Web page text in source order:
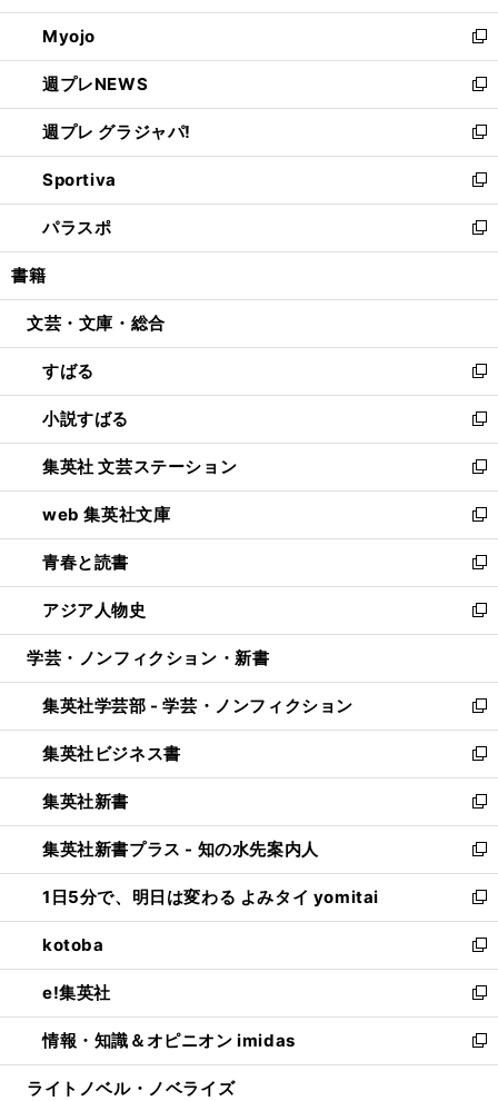
開
く
ウ
で
開
く
ン
ド
ウ
で
開
く
ウ
ィ
ン
ド
ウ
で
開
く
Myojo
新
し
い
ウ
ィ
ン
ド
ウ
で
開
週プレNEWS
新
し
い
ウ
ィ
ン
ド
ウ
開
週プレ グラジャパ!
新
し
い
ウ
ィ
ン
ウ
開
く
Sportiva
新
し
い
ウ
ン
ウ
で
開
く
パラスポ
新
し
ウ
ン
ド
ウ
で
開
く
書籍
文芸・文庫・総合
すばる
新
し
い
ウ
ィ
ン
ド
ウ
で
開
く
小説すばる
新
し
い
ウ
ィ
ン
ド
ウ
で
開
集英社 文芸ステーション
新
し
い
ウ
ィ
ン
ド
ウ
開
く
web 集英社文庫
新
し
い
ウ
ィ
ン
ウ
で
開
く
青春と読書
新
し
い
ウ
ン
ド
ウ
で
開
く
アジア人物史
新
し
ウ
ィ
ン
ド
ウ
で
開
く
学芸・ノンフィクション・新書
集英社学芸部 - 学芸・ノンフィクション
新
し
い
ウ
ィ
ン
ド
ウ
で
開
く
集英社ビジネス書
新
し
い
ウ
ィ
ン
ド
ウ
で
開
く
集英社新書
新
し
い
ウ
ィ
ン
ド
ウ
で
開
く
集英社新書プラス - 知の水先案内人
新
し
い
ウ
ィ
ン
ド
ウ
で
開
1日5分で、明日は変わる よみタイ yomitai
新
し
い
ウ
ィ
ン
ド
ウ
kotoba
新
し
い
ウ
ィ
ン
e!集英社
新
し
い
ウ
情報・知識＆オピニオン imidas
新
し
ライトノベル・ノベライズ